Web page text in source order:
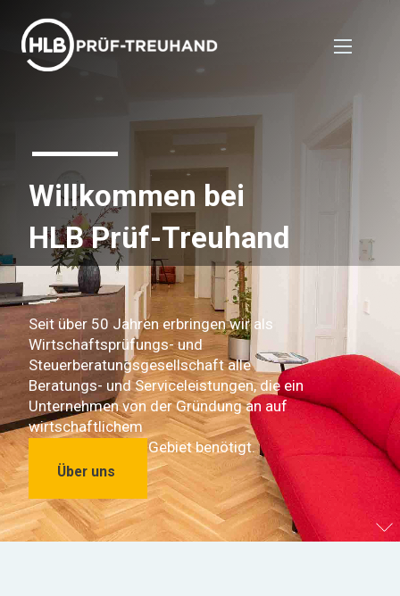
Willkommen bei
HLB Prüf-Treuhand
Seit über 50 Jahren erbringen wir als
Wirtschaftsprüfungs- und
Steuerberatungsgesellschaft alle
Beratungs- und Serviceleistungen, die ein
Unternehmen von der Gründung an auf
wirtschaftlichem
und steuerlichem Gebiet benötigt.
Über uns